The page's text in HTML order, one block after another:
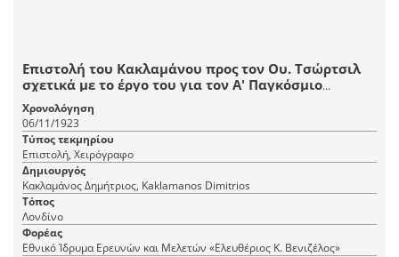
Επιστολή του Κακλαμάνου προς τον Ου. Τσώρτσιλ
σχετικά με το έργο του για τον Α' Παγκόσμιο
Πόλεμο, όπου του θέτει υπ' όψιν πληροφορίες και
ντοκουμέντα σχετικά με τη συμμετοχή της Ελλάδας
στην εκστρατεία των Δαρδανελλίων.
Χρονολόγηση
06/11/1923
Τύπος τεκμηρίου
Επιστολή, Χειρόγραφο
Δημιουργός
Κακλαμάνος Δημήτριος, Kaklamanos Dimitrios
Τόπος
Λονδίνο
Φορέας
Εθνικό Ίδρυμα Ερευνών και Μελετών «Ελευθέριος Κ. Βενιζέλος»